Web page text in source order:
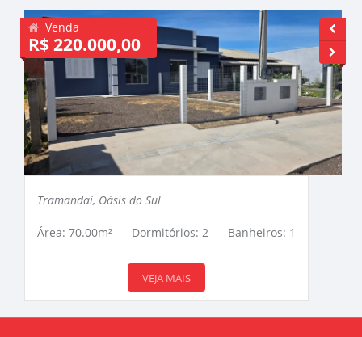
Venda
R$ 220.000,00
Tramandaí, Oásis do Sul
Área: 70.00m² Dormitórios: 2 Banheiros: 1
VEJA MAIS